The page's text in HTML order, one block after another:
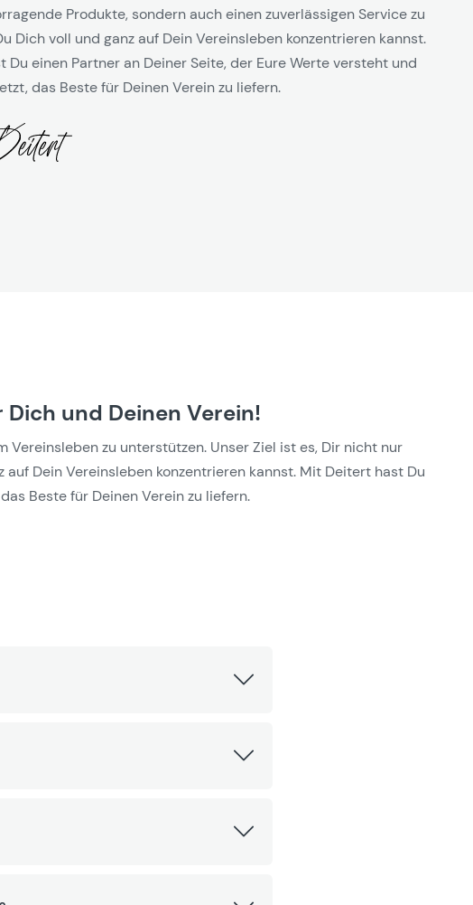
Produkte, sondern auch einen zuverlässigen Service zu
Dich voll und ganz auf Dein Vereinsleben konzentrieren kannst.
Du einen Partner an Deiner Seite, der Eure Werte versteht und
das Beste für Deinen Verein zu liefern.
und Deinen Verein!
zu unterstützen. Unser Ziel ist es, Dir nicht nur
Dein Vereinsleben konzentrieren kannst. Mit Deitert hast Du
Beste für Deinen Verein zu liefern.